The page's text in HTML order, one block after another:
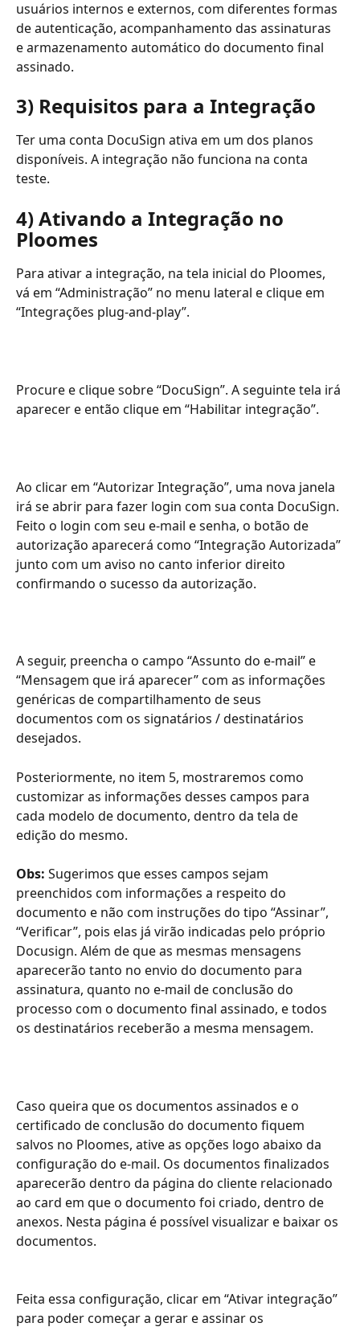
usuários internos e externos, com diferentes formas
de autenticação, acompanhamento das assinaturas
e armazenamento automático do documento final
assinado.
3) Requisitos para a Integração
Ter uma conta DocuSign ativa em um dos planos
disponíveis. A integração não funciona na conta
teste.
4) Ativando a Integração no
Ploomes
Para ativar a integração, na tela inicial do Ploomes,
vá em “Administração” no menu lateral e clique em
“Integrações plug-and-play”.
Procure e clique sobre “DocuSign”. A seguinte tela irá
aparecer e então clique em “Habilitar integração”.
Ao clicar em “Autorizar Integração”, uma nova janela
irá se abrir para fazer login com sua conta DocuSign.
Feito o login com seu e-mail e senha, o botão de
autorização aparecerá como “Integração Autorizada”
junto com um aviso no canto inferior direito
confirmando o sucesso da autorização.
A seguir, preencha o campo “Assunto do e-mail” e
“Mensagem que irá aparecer” com as informações
genéricas de compartilhamento de seus
documentos com os signatários / destinatários
desejados.
Posteriormente, no item 5, mostraremos como
customizar as informações desses campos para
cada modelo de documento, dentro da tela de
edição do mesmo.
Obs: Sugerimos que esses campos sejam
preenchidos com informações a respeito do
documento e não com instruções do tipo “Assinar”,
“Verificar”, pois elas já virão indicadas pelo próprio
Docusign. Além de que as mesmas mensagens
aparecerão tanto no envio do documento para
assinatura, quanto no e-mail de conclusão do
processo com o documento final assinado, e todos
os destinatários receberão a mesma mensagem.
Caso queira que os documentos assinados e o
certificado de conclusão do documento fiquem
salvos no Ploomes, ative as opções logo abaixo da
configuração do e-mail. Os documentos finalizados
aparecerão dentro da página do cliente relacionado
ao card em que o documento foi criado, dentro de
anexos. Nesta página é possível visualizar e baixar os
documentos.
Feita essa configuração, clicar em “Ativar integração”
para poder começar a gerar e assinar os